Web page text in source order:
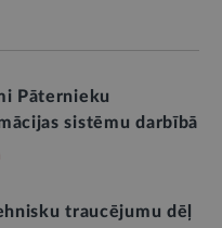
Pāternieku
sistēmu darbībā
traucējumu dēļ